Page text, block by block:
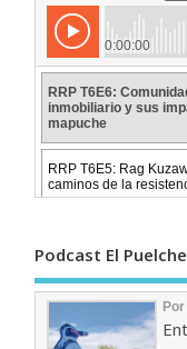
Podcast El Puelche